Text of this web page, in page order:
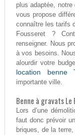
plus adaptée,
vous propose
connaître les tarifs
Fousseret ?
renseigner. Nous
à vos besoins.
alourdir votre
location benne
importante ville.
Benne à gravats Le
Lors d’une
faut donc prévoir
briques, de la